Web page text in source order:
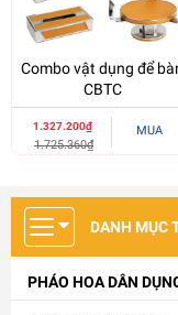
Để tạo ấn tượng với
của khách hàng. Bộ
sẽ góp phần nâng
của bạn.
Combo vật dụng để
CBTC
1.327.200₫
1.725.360₫
MUA
DANH MỤC
PHÁO HOA DÂN